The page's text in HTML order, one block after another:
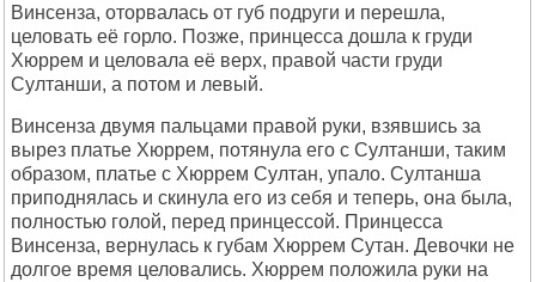
Винсенза, оторвалась от губ подруги и перешла,
целовать её горло. Позже, принцесса дошла к груди
Хюррем и целовала её верх, правой части груди
Султанши, а потом и левый.
Винсенза двумя пальцами правой руки, взявшись за
вырез платье Хюррем, потянула его с Султанши, таким
образом, платье с Хюррем Султан, упало. Султанша
приподнялась и скинула его из себя и теперь, она была,
полностью голой, перед принцессой. Принцесса
Винсенза, вернулась к губам Хюррем Сутан. Девочки не
долгое время целовались. Хюррем положила руки на